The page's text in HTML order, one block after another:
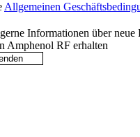
Allgemeinen
Informationen über neue
Amphenol RF erhalten